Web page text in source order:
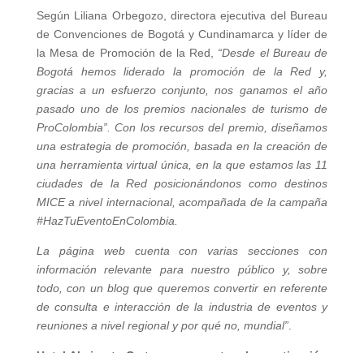
Según Liliana Orbegozo, directora ejecutiva del Bureau
de Convenciones de Bogotá y Cundinamarca y líder de
la Mesa de Promoción de la Red, “Desde el Bureau de
Bogotá hemos liderado la promoción de la Red y,
gracias a un esfuerzo conjunto, nos ganamos el año
pasado uno de los premios nacionales de turismo de
ProColombia”. Con los recursos del premio, diseñamos
una estrategia de promoción, basada en la creación de
una herramienta virtual única, en la que estamos las 11
ciudades de la Red posicionándonos como destinos
MICE a nivel internacional, acompañada de la campaña
#HazTuEventoEnColombia.
La página web cuenta con varias secciones con
información relevante para nuestro público y, sobre
todo, con un blog que queremos convertir en referente
de consulta e interacción de la industria de eventos y
reuniones a nivel regional y por qué no, mundial”.